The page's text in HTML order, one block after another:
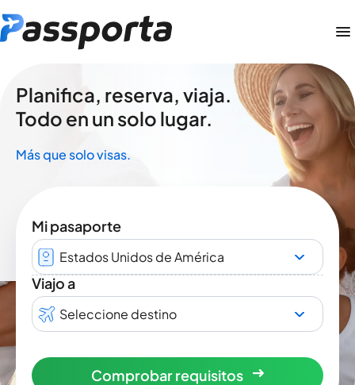
Planifica, reserva, viaja.
Todo en un solo lugar.
Más que solo visas.
Mi pasaporte
Estados Unidos de América
Viajo a
Seleccione destino
Comprobar requisitos